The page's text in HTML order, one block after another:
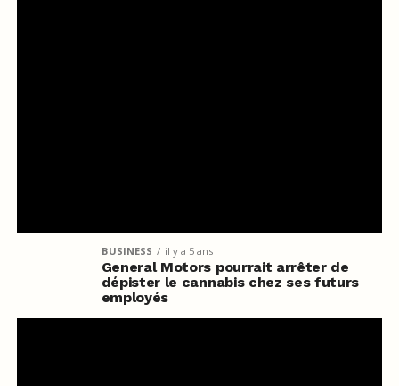
BUSINESS il y a 5 ans
General Motors pourrait arrêter de
dépister le cannabis chez ses futurs
employés